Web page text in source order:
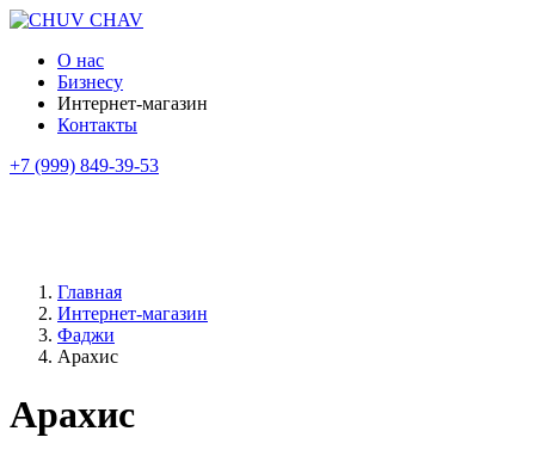
О нас
Бизнесу
Интернет-магазин
Контакты
+7 (999) 849-39-53
Главная
Интернет-магазин
Фаджи
Арахис
Арахис